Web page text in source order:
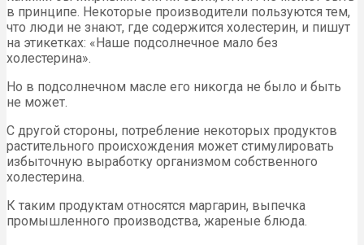
в принципе. Некоторые производители пользуются тем,
что люди не знают, где содержится холестерин, и пишут
на этикетках: «Наше подсолнечное мало без
холестерина».
Но в подсолнечном масле его никогда не было и быть
не может.
С другой стороны, потребление некоторых продуктов
растительного происхождения может стимулировать
избыточную выработку организмом собственного
холестерина.
К таким продуктам относятся маргарин, выпечка
промышленного производства, жареные блюда.